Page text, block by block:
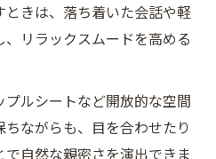
きは、落ち着いた会話や軽
リラックスムードを高める
ルシートなど開放的な空間
ながらも、目を合わせたり
自然な親密さを演出できま